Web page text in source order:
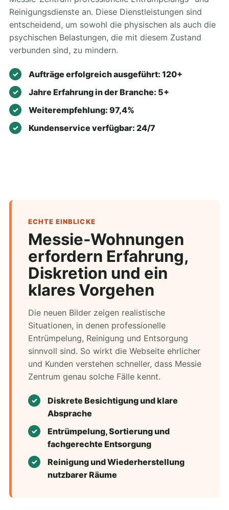
Reinigungsdienste an. Diese Dienstleistungen sind
entscheidend, um sowohl die physischen als auch die
psychischen Belastungen, die mit diesem Zustand
verbunden sind, zu mindern.
Aufträge erfolgreich ausgeführt: 120+
Jahre Erfahrung in der Branche: 5+
Weiterempfehlung: 97,4%
Kundenservice verfügbar: 24/7
ECHTE EINBLICKE
Messie-Wohnungen
erfordern Erfahrung,
Diskretion und ein
klares Vorgehen
Die neuen Bilder zeigen realistische
Situationen, in denen professionelle
Entrümpelung, Reinigung und Entsorgung
sinnvoll sind. So wirkt die Webseite ehrlicher
und Kunden verstehen schneller, dass Messie
Zentrum genau solche Fälle kennt.
Diskrete Besichtigung und klare
Absprache
Entrümpelung, Sortierung und
fachgerechte Entsorgung
Reinigung und Wiederherstellung
nutzbarer Räume